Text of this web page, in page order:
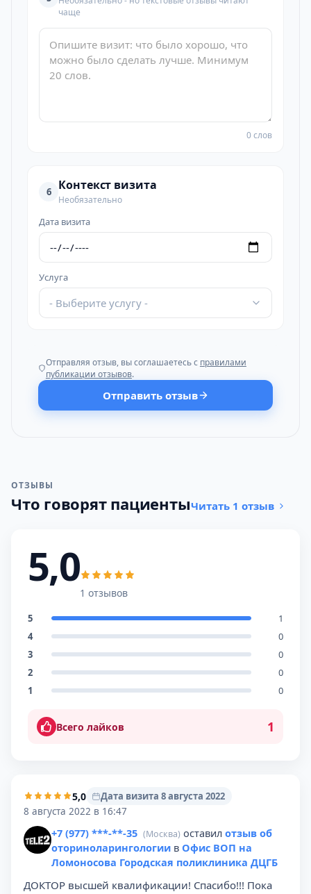
чаще
0 слов
6 Контекст визита
Необязательно
Дата визита
Услуга
- Выберите услугу -
Отправляя отзыв, вы соглашаетесь с правилами
публикации отзывов.
Отправить отзыв
ОТЗЫВЫ
Что говорят пациентыЧитать 1 отзыв
5,0
1 отзывов
5
1
4
0
3
0
2
0
1
0
Всего лайков 1
5,0
Дата визита 8 августа 2022
8 августа 2022 в 16:47
+7 (977) ***-**-35 (Москва) оставил отзыв об
оториноларингологии в Офис ВОП на
Ломоносова Городская поликлиника ДЦГБ
ДОКТОР высшей квалификации! Спасибо!!! Пока